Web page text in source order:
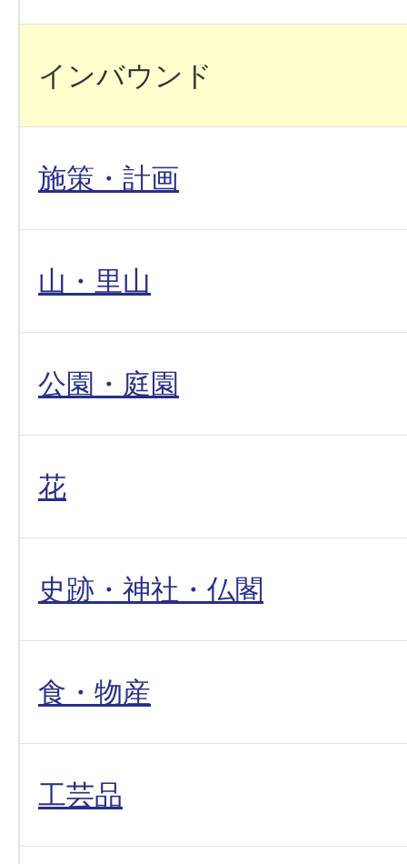
インバウンド
施策・計画
山・里山
公園・庭園
花
史跡・神社・仏閣
食・物産
工芸品